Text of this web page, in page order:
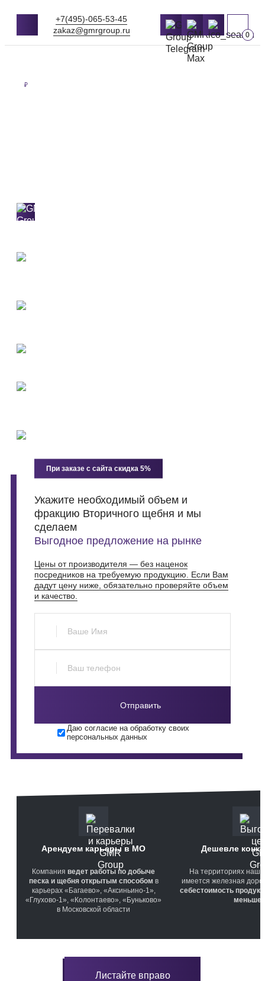
+7(495)-065-53-45
zakaz@gmrgroup.ru
0
₽
При заказе с сайта скидка 5%
Укажите необходимый объем и
фракцию Вторичного щебня и мы
сделаем
Выгодное предложение на рынке
Цены от производителя — без наценок
посредников на требуемую продукцию. Если Вам
дадут цену ниже, обязательно проверяйте объем
и качество.
Отправить
Даю согласие на обработку своих
персональных данных
Арендуем карьеры в МО
Компания ведет работы по добыче
песка и щебня открытым способом в
карьерах «Багаево», «Аксиньино-1»,
«Глухово-1», «Колонтаево», «Буньково»
в Московской области
Дешевле
На территориях
имеется железная
себестоимость
меньше
Листайте вправо